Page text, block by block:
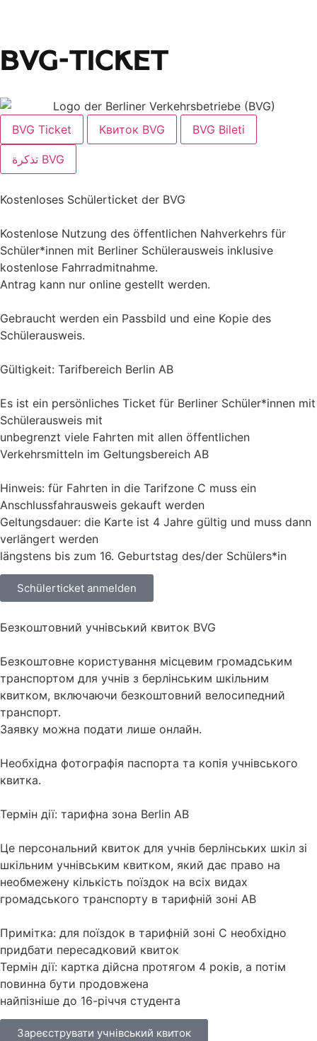
BVG-Ticket
BVG Ticket Квиток BVG BVG Bileti
تذكرة BVG
Kostenloses Schülerticket der BVG
Kostenlose Nutzung des öffentlichen Nahverkehrs für
Schüler*innen mit Berliner Schülerausweis inklusive
kostenlose Fahrradmitnahme.
Antrag kann nur online gestellt werden.
Gebraucht werden ein Passbild und eine Kopie des
Schülerausweis.
Gültigkeit: Tarifbereich Berlin AB
Es ist ein persönliches Ticket für Berliner Schüler*innen mit
Schülerausweis mit
unbegrenzt viele Fahrten mit allen öffentlichen
Verkehrsmitteln im Geltungsbereich AB
Hinweis: für Fahrten in die Tarifzone C muss ein
Anschlussfahrausweis gekauft werden
Geltungsdauer: die Karte ist 4 Jahre gültig und muss dann
verlängert werden
längstens bis zum 16. Geburtstag des/der Schülers*in
Schülerticket anmelden
Безкоштовний учнівський квиток BVG
Безкоштовне користування місцевим громадським
транспортом для учнів з берлінським шкільним
квитком, включаючи безкоштовний велосипедний
транспорт.
Заявку можна подати лише онлайн.
Необхідна фотографія паспорта та копія учнівського
квитка.
Термін дії: тарифна зона Berlin AB
Це персональний квиток для учнів берлінських шкіл зі
шкільним учнівським квитком, який дає право на
необмежену кількість поїздок на всіх видах
громадського транспорту в тарифній зоні AB
Примітка: для поїздок в тарифній зоні C необхідно
придбати пересадковий квиток
Термін дії: картка дійсна протягом 4 років, а потім
повинна бути продовжена
найпізніше до 16-річчя студента
Зареєструвати учнівський квиток